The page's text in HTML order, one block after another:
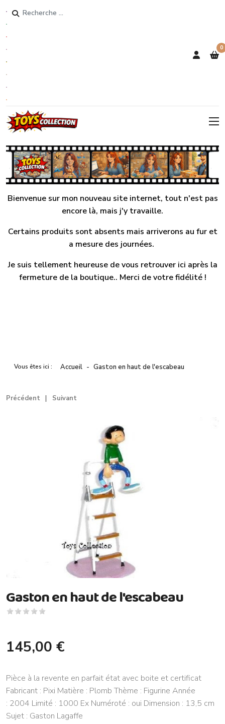
Rechercher
0
Bienvenue sur mon nouveau site internet, tout n'est pas
encore là, mais j'y travaille.
Certains produits sont absents mais arriverons au fur et
a mesure des journées.
Je suis tellement heureuse de vous retrouver ici après la
fermeture de la boutique.. Merci de votre fidélité !
Vous êtes ici : Accueil Gaston en haut de l'escabeau
Précédent Suivant
Gaston en haut de l'escabeau
145,00 €
Pièce à la revente en parfait état avec boite et certificat
Fabricant : Pixi Matière : Plomb Thème : Figurine Année
: 2004 Limité : 1000 Ex Numéroté : oui Dimension : 13,5 cm
Sujet : Gaston Lagaffe